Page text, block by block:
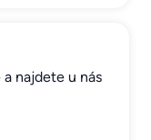
najdete u nás